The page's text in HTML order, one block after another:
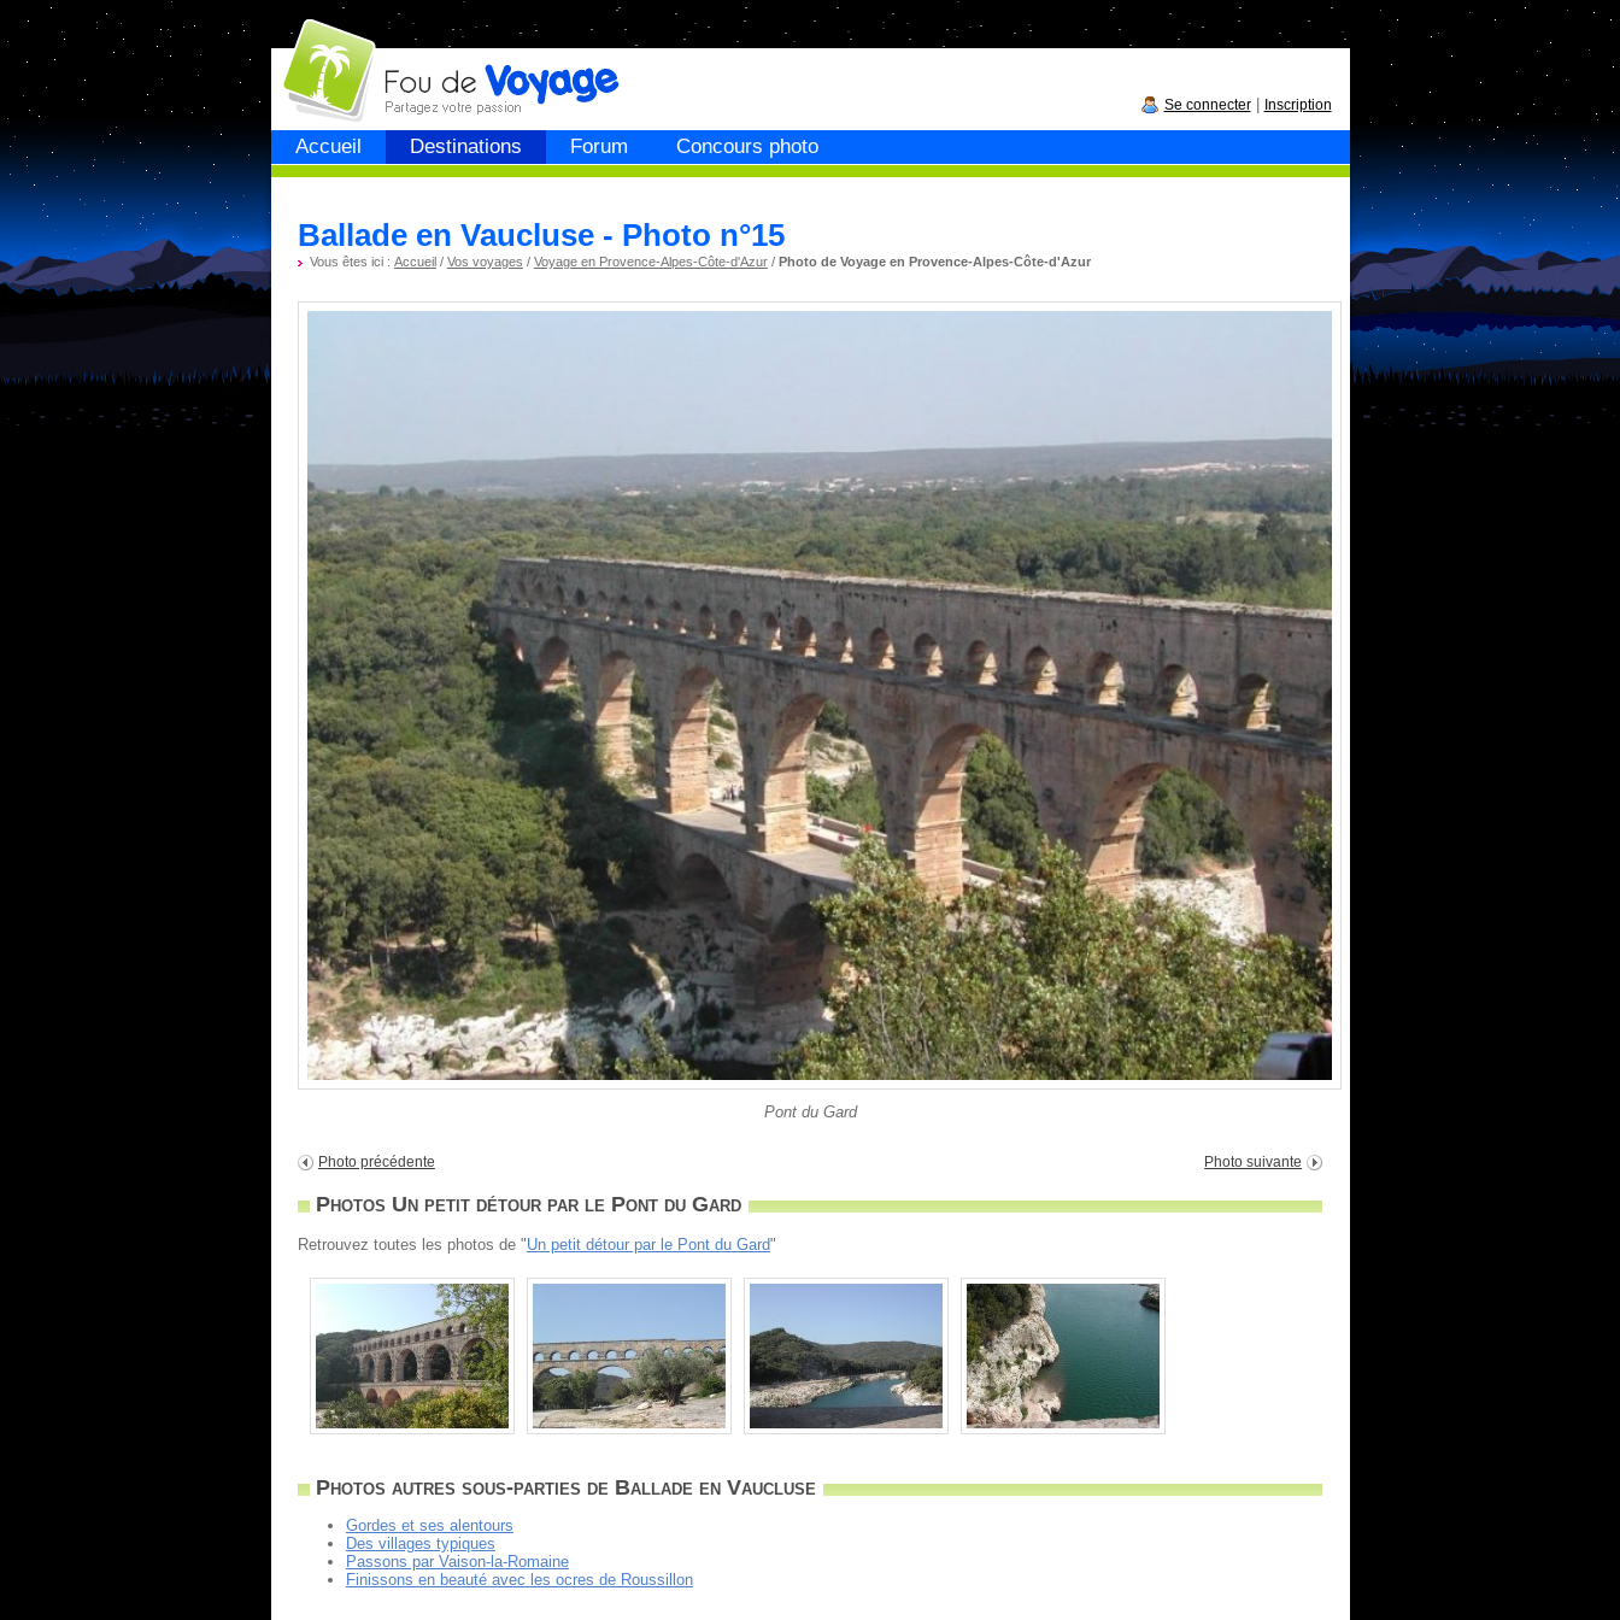
Accueil Destinations Forum Concours photo
Fou devoyage
Se connecter| Inscription
Ballade en Vaucluse - Photo n°15
Vous êtes ici : Accueil/ Vos voyages / Voyage en Provence-Alpes-Côte-d'Azur/ Photo de Voyage en Provence-Alpes-Côte-d'Azur
Pont du Gard
Photo précédente Photo suivante
Photos Un petit détour par le Pont du Gard
Retrouvez toutes les photos de "Un petit détour par le Pont du Gard"
Photos autres sous-parties de Ballade en Vaucluse
Gordes et ses alentours
Des villages typiques
Passons par Vaison-la-Romaine
Finissons en beauté avec les ocres de Roussillon